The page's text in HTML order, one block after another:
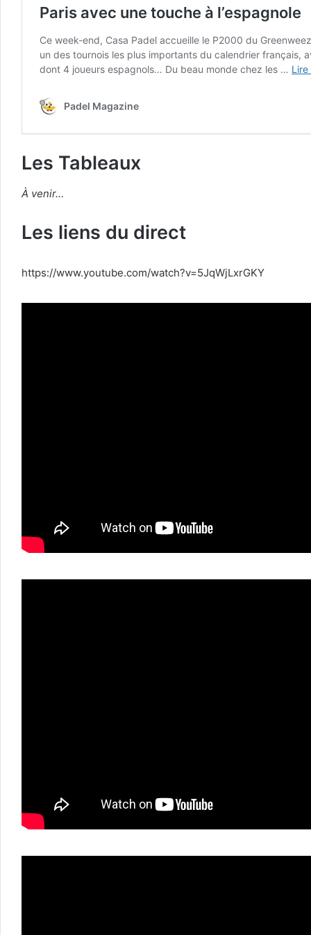
Les Tableaux
À venir…
Les liens du direct
https://www.youtube.com/watch?v=5JqWjLxrGKY